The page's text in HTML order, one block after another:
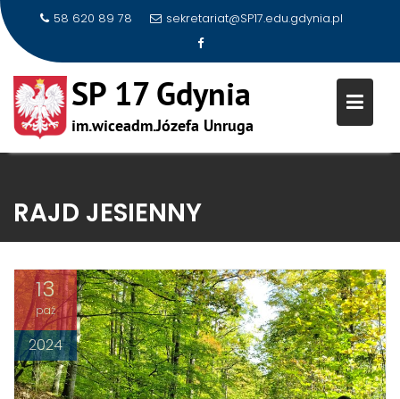
content
58 620 89 78 sekretariat@SP17.edu.gdynia.pl
RAJD JESIENNY
13
paź
2024